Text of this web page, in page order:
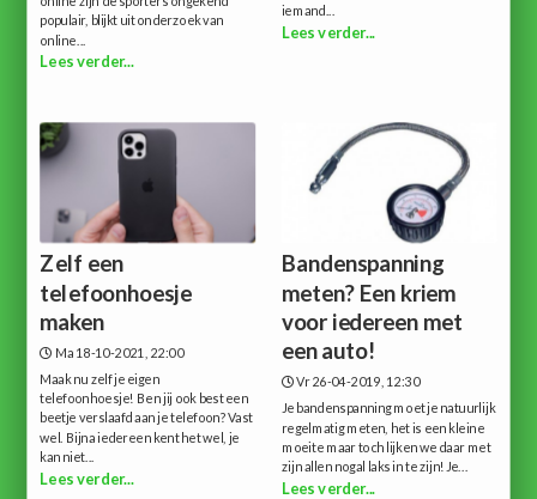
populair, blijkt uit onderzoek van
online...
Lees verder...
iemand...
Lees verder...
Zelf een
telefoonhoesje
maken
Ma 18-10-2021, 22:00
Maak nu zelf je eigen
telefoonhoesje! Ben jij ook best een
beetje verslaafd aan je telefoon? Vast
wel. Bijna iedereen kent het wel, je
kan niet...
Lees verder...
Bandenspanning
meten? Een kriem
voor iedereen met
een auto!
Vr 26-04-2019, 12:30
Je bandenspanning moet je natuurlijk
regelmatig meten, het is een kleine
moeite maar toch lijken we daar met
zijn allen nogal laks in te zijn!Je...
Lees verder...